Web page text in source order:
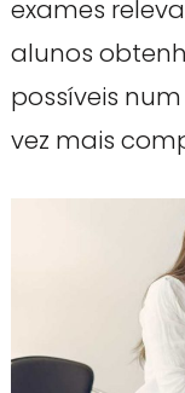
exames
alunos
possíveis
vez mais